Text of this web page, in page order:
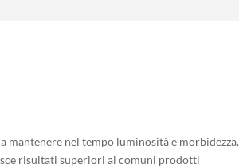
mantenere nel tempo luminosità e morbidezza.
risultati superiori ai comuni prodotti